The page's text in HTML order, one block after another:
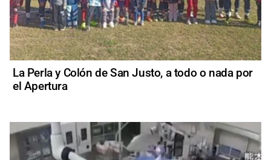
La Perla y Colón de San Justo, a todo o nada por
el Apertura